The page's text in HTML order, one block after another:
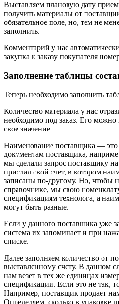
Выставляем плановую дату
получить материалы от
обязательное поле, но, тем не
заполнить.
Комментарий у нас
закупка к заказу покупателя
Заполнение таблицы
Теперь необходимо заполнить
Количество материала у нас
необходимо под заказ. Его
свое значение.
Наименование поставщика — это
документам поставщика,
мы сделали запрос поставщику
прислал свой счет, в котором
записаны по-другому. Но, чтобы
справочнике, мы свою
спецификациям технолога, а
могут быть разные.
Если у данного поставщика уже
система их запоминает и при
списке.
Далее заполняем количество от
выставленному счету. В данном
нам везет в тех же единицах
спецификации. Если это не так,
Например, поставщик продает
Определяем, сколько в упаковке